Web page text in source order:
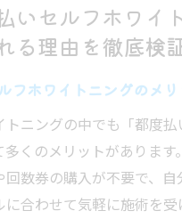
いセルフホワイ
る理由を徹底検
フホワイトニングのメ
トニングの中でも「都度
多くのメリットがあります
回数券の購入が不要で、自
に合わせて気軽に施術を受